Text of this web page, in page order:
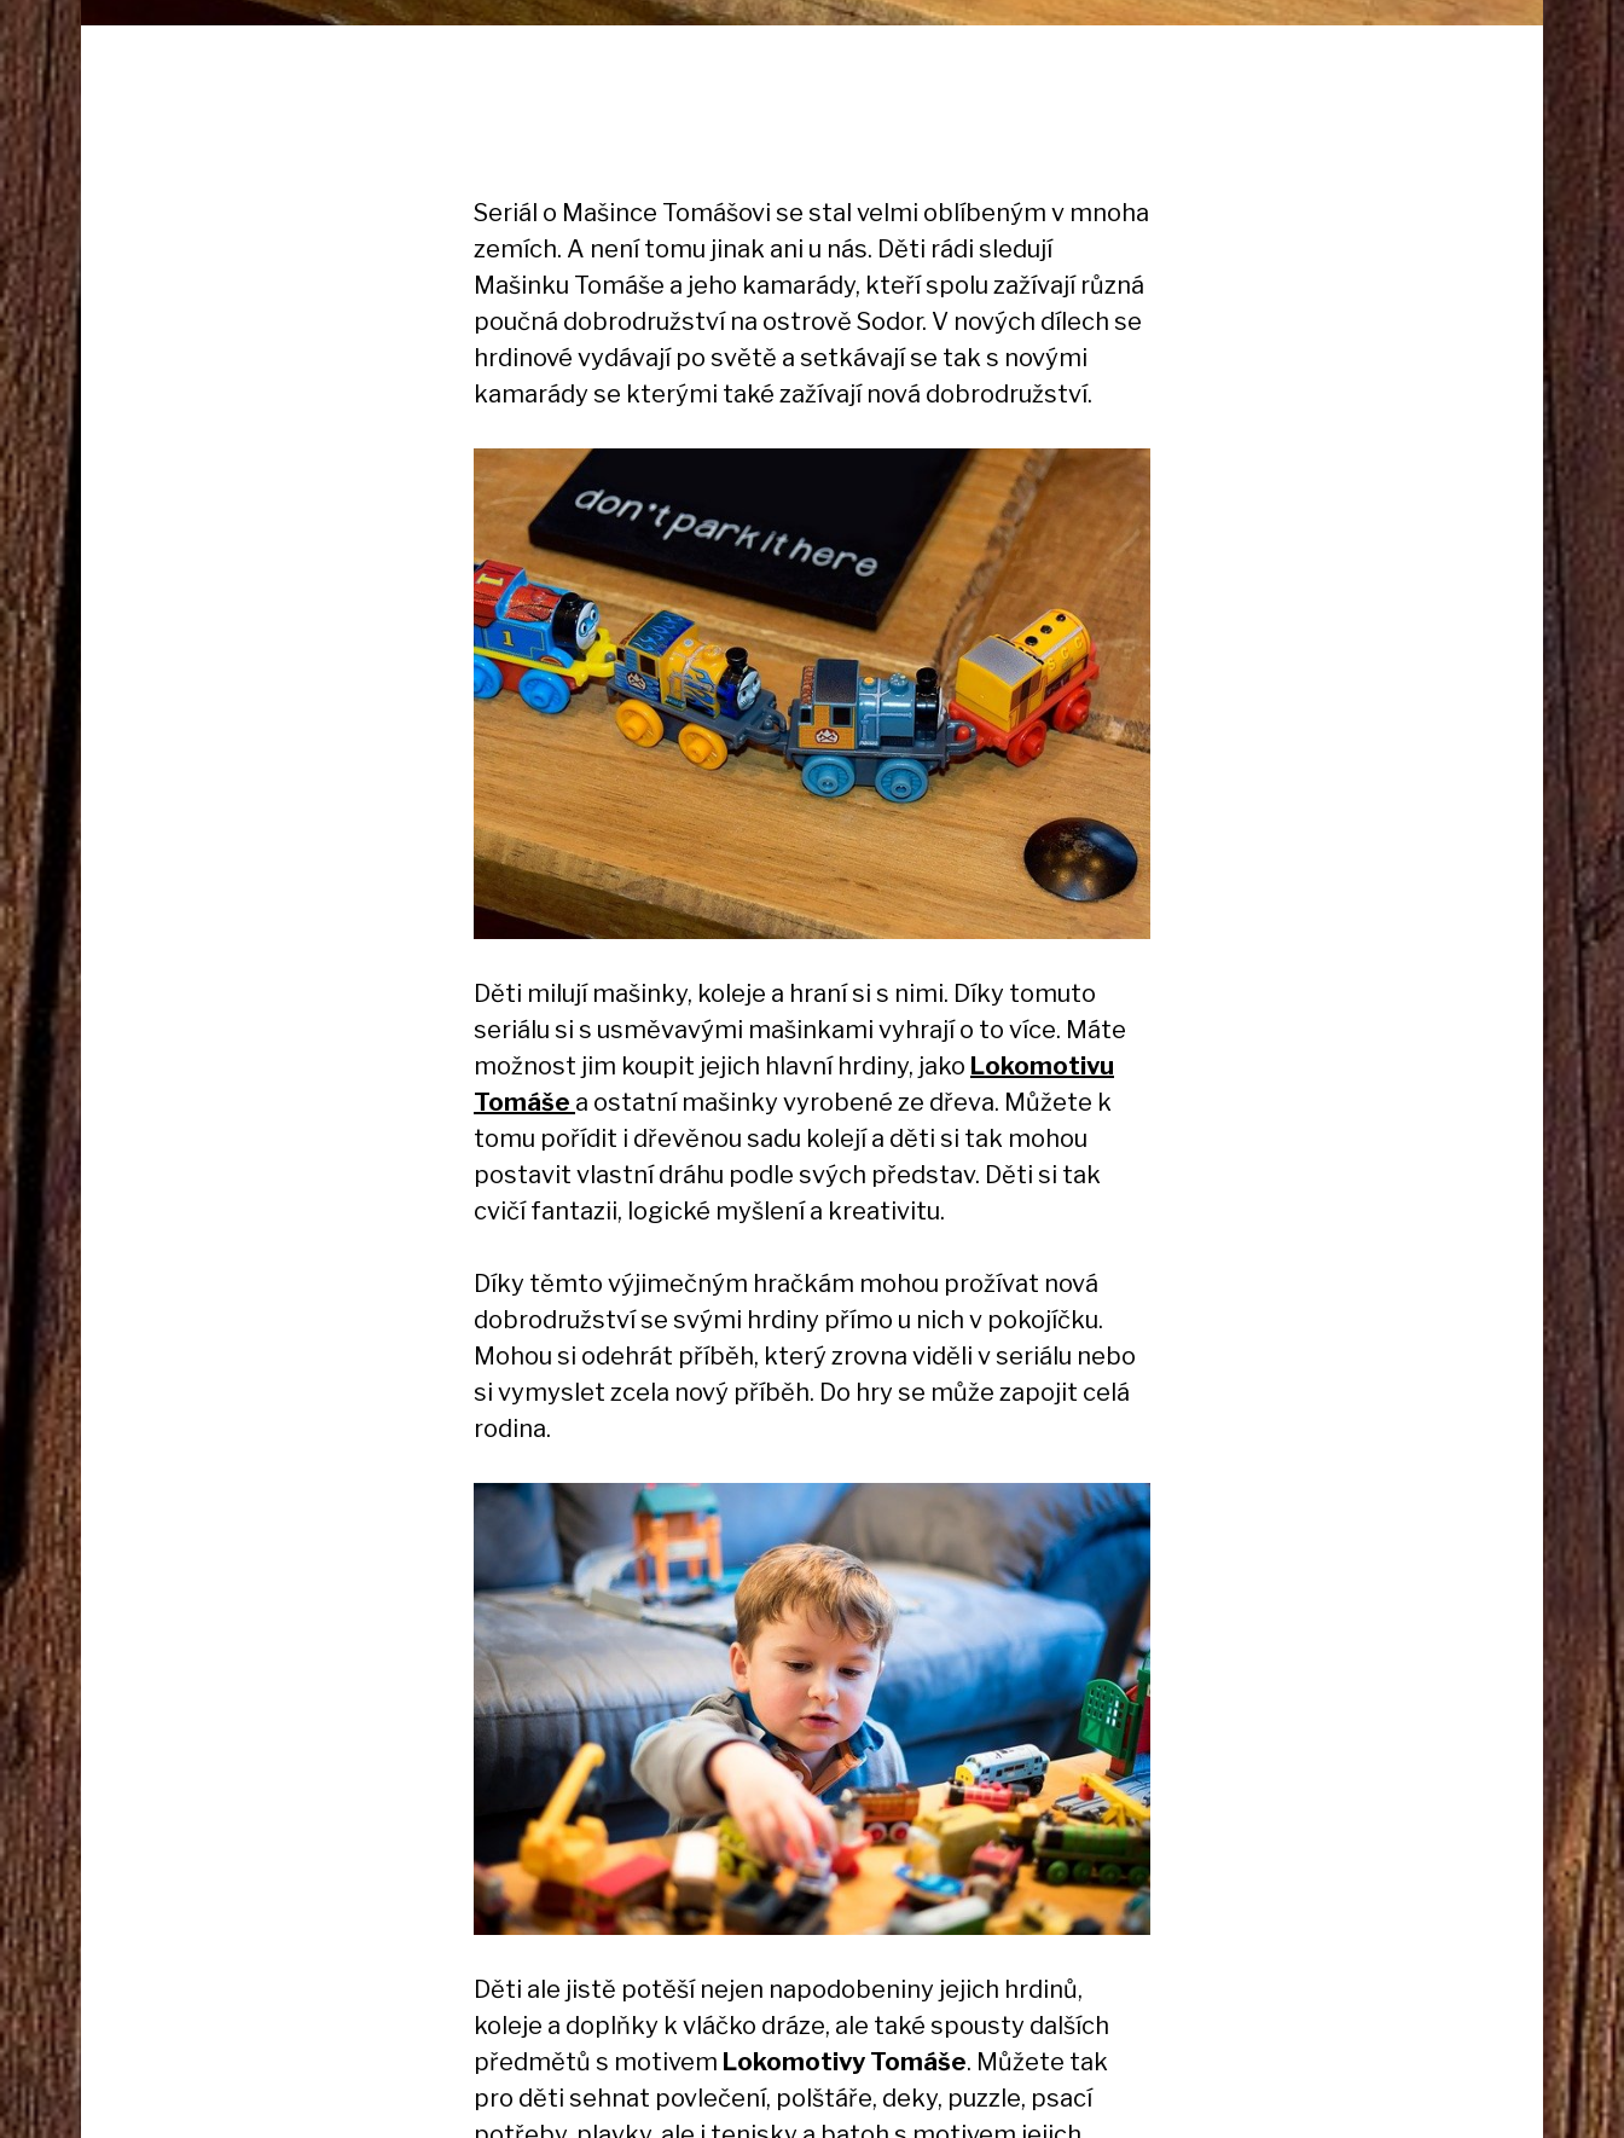
Seriál o Mašince Tomášovi se stal velmi oblíbeným v mnoha
zemích. A není tomu jinak ani u nás. Děti rádi sledují
Mašinku Tomáše a jeho kamarády, kteří spolu zažívají různá
poučná dobrodružství na ostrově Sodor. V nových dílech se
hrdinové vydávají po světě a setkávají se tak s novými
kamarády se kterými také zažívají nová dobrodružství.
Děti milují mašinky, koleje a hraní si s nimi. Díky tomuto
seriálu si s usměvavými mašinkami vyhrají o to více. Máte
možnost jim koupit jejich hlavní hrdiny, jako Lokomotivu
Tomáše a ostatní mašinky vyrobené ze dřeva. Můžete k
tomu pořídit i dřevěnou sadu kolejí a děti si tak mohou
postavit vlastní dráhu podle svých představ. Děti si tak
cvičí fantazii, logické myšlení a kreativitu.
Díky těmto výjimečným hračkám mohou prožívat nová
dobrodružství se svými hrdiny přímo u nich v pokojíčku.
Mohou si odehrát příběh, který zrovna viděli v seriálu nebo
si vymyslet zcela nový příběh. Do hry se může zapojit celá
rodina.
Děti ale jistě potěší nejen napodobeniny jejich hrdinů,
koleje a doplňky k vláčko dráze, ale také spousty dalších
předmětů s motivem Lokomotivy Tomáše. Můžete tak
pro děti sehnat povlečení, polštáře, deky, puzzle, psací